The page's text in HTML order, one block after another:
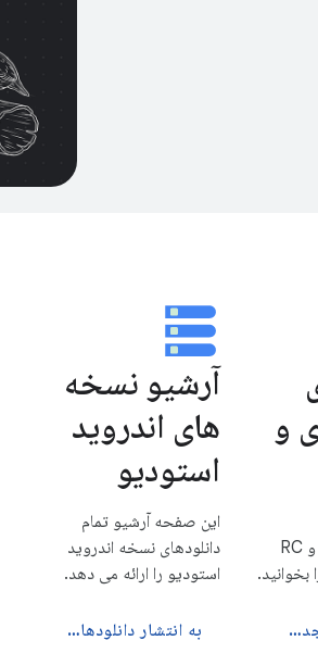
و
نسخه‌های Canary و RC
ببینید چه چیز جدیدی است
آرشیو نسخه
های اندروید
استودیو
این صفحه آرشیو تمام
دانلودهای نسخه اندروید
استودیو را ارائه می دهد.
به انتشار دانلودها بروید